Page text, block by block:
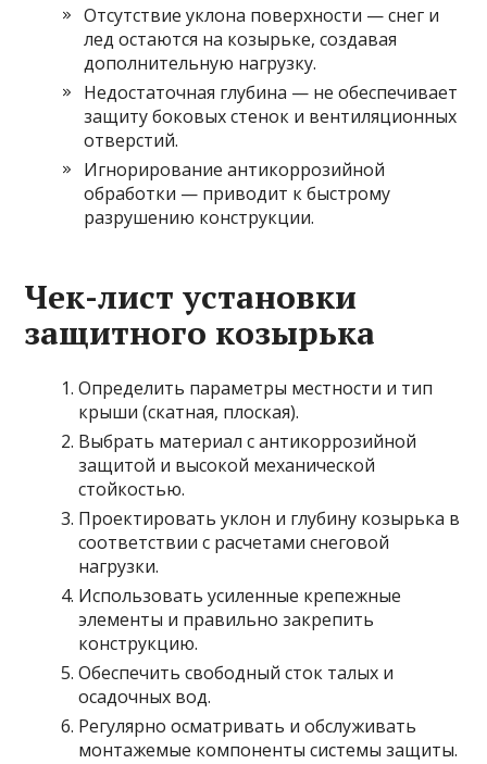
Отсутствие уклона поверхности — снег и
лед остаются на козырьке, создавая
дополнительную нагрузку.
Недостаточная глубина — не обеспечивает
защиту боковых стенок и вентиляционных
отверстий.
Игнорирование антикоррозийной
обработки — приводит к быстрому
разрушению конструкции.
Чек-лист установки
защитного козырька
Определить параметры местности и тип
крыши (скатная, плоская).
Выбрать материал с антикоррозийной
защитой и высокой механической
стойкостью.
Проектировать уклон и глубину козырька в
соответствии с расчетами снеговой
нагрузки.
Использовать усиленные крепежные
элементы и правильно закрепить
конструкцию.
Обеспечить свободный сток талых и
осадочных вод.
Регулярно осматривать и обслуживать
монтажемые компоненты системы защиты.